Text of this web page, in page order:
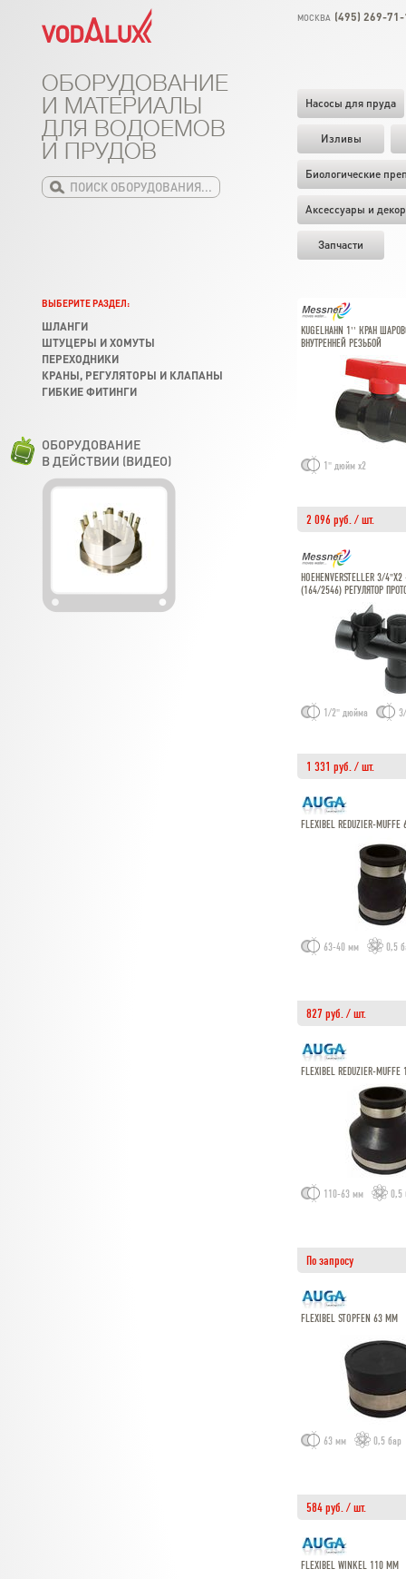
МОСКВА (495) 269-
Насосы для пруда
Изливы
Биологические
Аксессуары и декор
Запчасти
ОБОРУДОВАНИЕ
И МАТЕРИАЛЫ
ДЛЯ ВОДОЕМОВ
И ПРУДОВ
KUGELHAHN 1'' КРАН
ВНУТРЕННЕЙ РЕЗЬБОЙ
1" дюйм х2
2 096 руб. / шт.
HOEHENVERSTELLER 3/
(164/2546) РЕГУЛЯТОР
1/2" дюйма
1 331 руб. / шт.
FLEXIBEL REDUZIER-
63-40 мм 0,5
827 руб. / шт.
FLEXIBEL REDUZIER-
110-63 мм 0,5
По запросу
FLEXIBEL STOPFEN 63 MM
63 мм 0,5 бар
584 руб. / шт.
FLEXIBEL WINKEL 110 MM
ВЫБЕРИТЕ РАЗДЕЛ:
ШЛАНГИ
ШТУЦЕРЫ И ХОМУТЫ
ПЕРЕХОДНИКИ
КРАНЫ, РЕГУЛЯТОРЫ И КЛАПАНЫ
ГИБКИЕ ФИТИНГИ
ОБОРУДОВАНИЕ
В ДЕЙСТВИИ (ВИДЕО)